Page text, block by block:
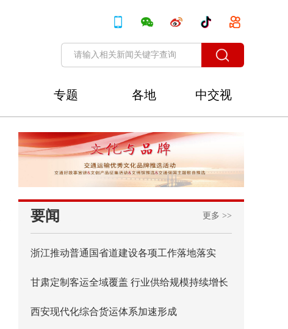
专题 各地
中交视
讯
要闻 更多 >>
浙江推动普通国省道建设各项工作落地落实
甘肃定制客运全域覆盖 行业供给规模持续增长
西安现代化综合货运体系加速形成